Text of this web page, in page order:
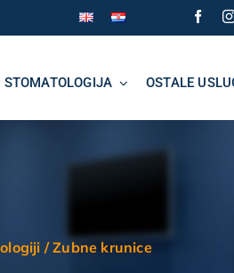
STOMATOLOGIJA OSTALE
/Zubne krunice